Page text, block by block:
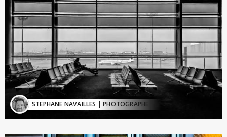
STEPHANE NAVAILLES | PHOTOGRAPHE